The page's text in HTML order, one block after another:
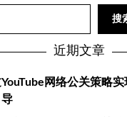
搜
近期文章
网络公关策略